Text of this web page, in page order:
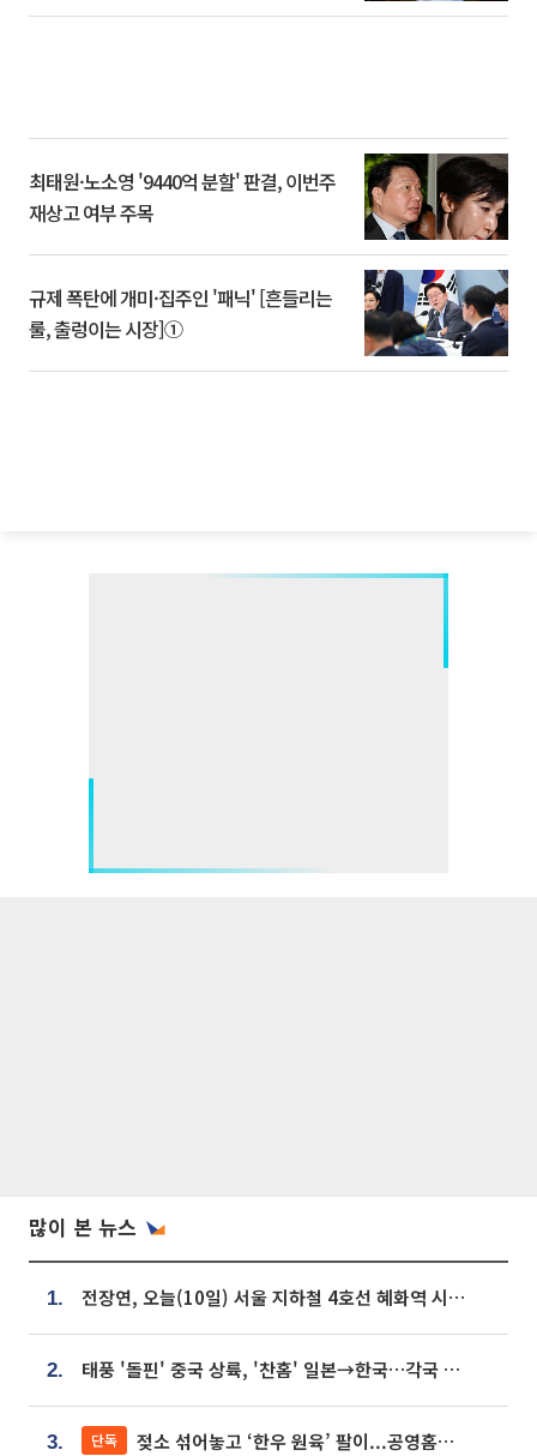
최태원·노소영 '9440억 분할' 판결, 이번주
재상고 여부 주목
규제 폭탄에 개미·집주인 '패닉' [흔들리는
룰, 출렁이는 시장]①
많이 본 뉴스
1. 전장연, 오늘(10일) 서울 지하철 4호선 혜화역 시위…1호선 용산역 무정차
2. 태풍 '돌핀' 중국 상륙, '찬홈' 일본→한국…각국 기상청 예상 경로는?
3. 단독 젖소 섞어놓고 ‘한우 원육’ 팔이...공영홈쇼핑 표기·검증 구멍